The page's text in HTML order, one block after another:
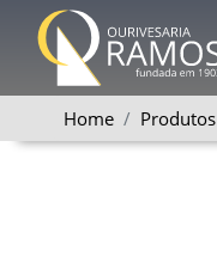
Home Produtos